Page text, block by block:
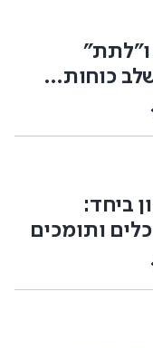
ו"לתת"
כוחות…
ביחד:
ותומכים